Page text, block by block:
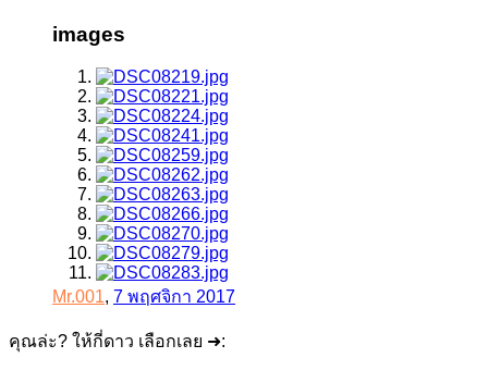
images
Mr.001, 7 พฤศจิกา 2017
คุณล่ะ? ให้กี่ดาว เลือกเลย ➜: